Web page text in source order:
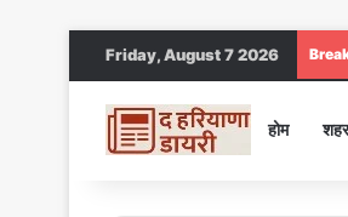
Friday, August 7 2026
होम